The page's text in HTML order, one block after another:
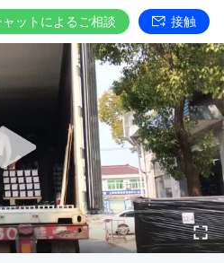
ャットによるご相談 接触